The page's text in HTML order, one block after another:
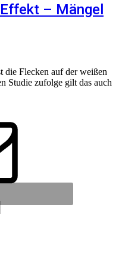
– Mängel
die Flecken auf der weißen
Studie zufolge gilt das auch